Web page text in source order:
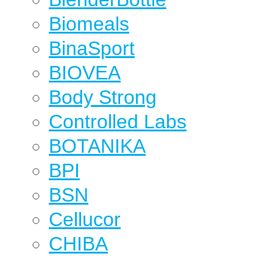
Biomeals
BinaSport
BIOVEA
Body Strong
Controlled Labs
BOTANIKA
BPI
BSN
Cellucor
CHIBA